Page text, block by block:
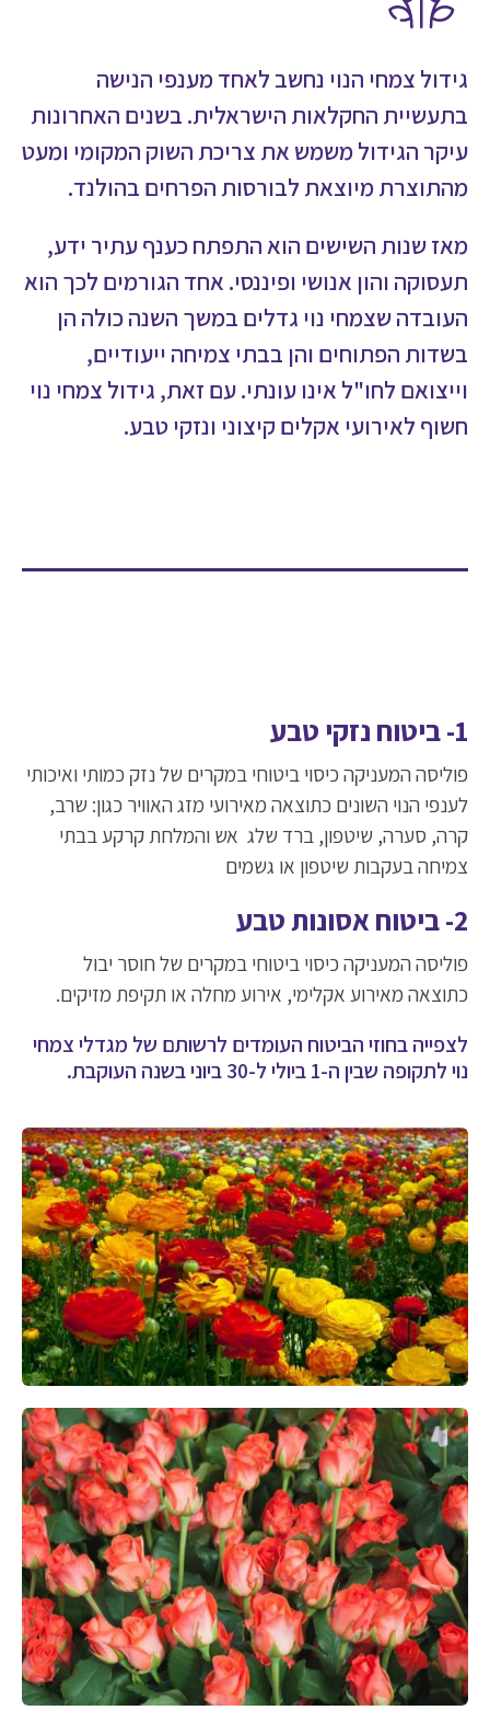
גידול צמחי הנוי נחשב לאחד מענפי הנישה
בתעשיית החקלאות הישראלית. בשנים האחרונות
עיקר הגידול משמש את צריכת השוק המקומי ומעט
מהתוצרת מיוצאת לבורסות הפרחים בהולנד.
מאז שנות השישים הוא התפתח כענף עתיר ידע,
תעסוקה והון אנושי ופיננסי. אחד הגורמים לכך הוא
העובדה שצמחי נוי גדלים במשך השנה כולה הן
בשדות הפתוחים והן בבתי צמיחה ייעודיים,
וייצואם לחו"ל אינו עונתי. עם זאת, גידול צמחי נוי
חשוף לאירועי אקלים קיצוני ונזקי טבע.
1- ביטוח נזקי טבע
פוליסה המעניקה כיסוי ביטוחי במקרים של נזק כמותי ואיכותי
לענפי הנוי השונים כתוצאה מאירועי מזג האוויר כגון: שרב,
קרה, סערה, שיטפון, ברד שלג אש והמלחת קרקע בבתי
צמיחה בעקבות שיטפון או גשמים
2- ביטוח אסונות טבע
פוליסה המעניקה כיסוי ביטוחי במקרים של חוסר יבול
כתוצאה מאירוע אקלימי, אירוע מחלה או תקיפת מזיקים.
לצפייה בחוזי הביטוח העומדים לרשותם של מגדלי צמחי
נוי לתקופה שבין ה-1 ביולי ל-30 ביוני בשנה העוקבת.